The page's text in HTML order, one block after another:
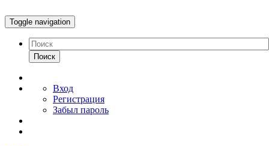
Toggle navigation
Поиск
Вход
Регистрация
Забыл пароль